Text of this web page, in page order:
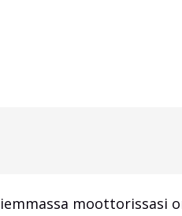
moottorissasi